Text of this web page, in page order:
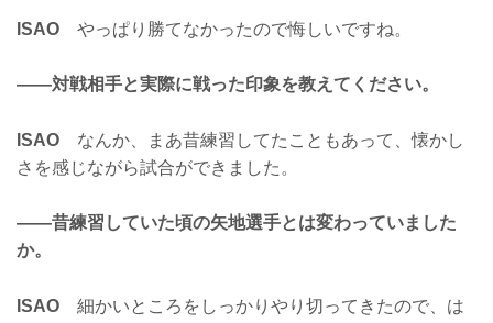
ISAO やっぱり勝てなかったので悔しいですね。
——対戦相手と実際に戦った印象を教えてください。
ISAO なんか、まあ昔練習してたこともあって、懐かし
さを感じながら試合ができました。
——昔練習していた頃の矢地選手とは変わっていました
か。
ISAO 細かいところをしっかりやり切ってきたので、は